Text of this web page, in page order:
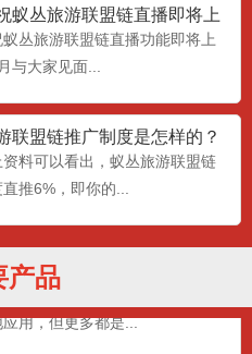
蚁丛旅游联盟链直播即将上
丛旅游联盟链直播功能即将上
与大家见面...
联盟链推广制度是怎样的？​
联盟链推广奖励说
料可以看出，蚁丛旅游联盟链
推6%，即你的...
产品
蚁聊蚁丛直播蚁丛联盟链安
址
游旅游联盟链下载地址：,蚁丛
丛直播蚁丛...
是什么？蚁丛旅游介绍、玩
制度！！！
与其他行业的差异化，现在也有
用，但更多都是...